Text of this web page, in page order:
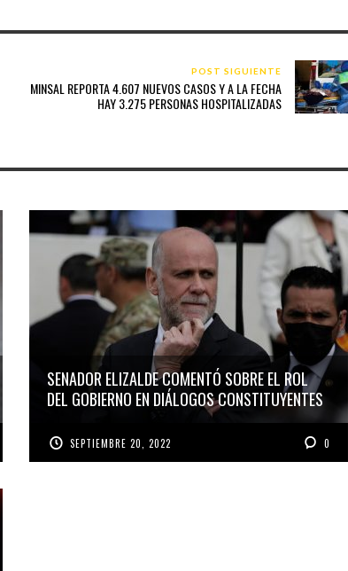
POST SIGUIENTE
MINSAL REPORTA 4.607 NUEVOS CASOS Y A LA FECHA
HAY 3.275 PERSONAS HOSPITALIZADAS
SENADOR ELIZALDE COMENTÓ SOBRE EL ROL
DEL GOBIERNO EN DIÁLOGOS CONSTITUYENTES
SEPTIEMBRE 20, 2022 0